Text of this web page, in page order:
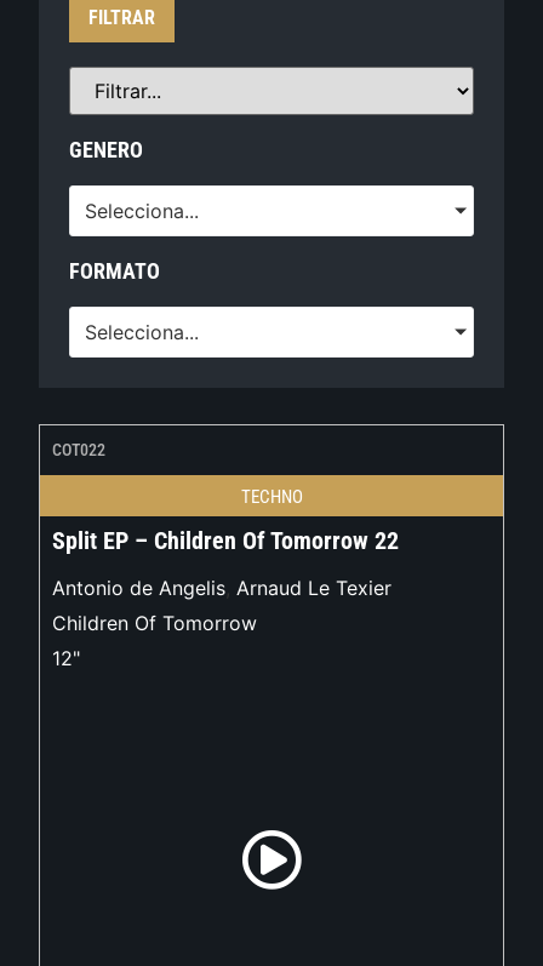
FILTRAR
GENERO
Selecciona...
FORMATO
Selecciona...
COT022
TECHNO
Split EP – Children Of Tomorrow 22
Antonio de Angelis, Arnaud Le Texier
Children Of Tomorrow
12"